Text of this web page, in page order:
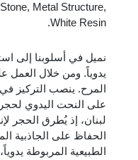
Metal Structure,
White Resin.
نميل في أسلوبنا إلى
يدوياً. ومن خلال العمل
المرح. ينصب التركيز
على النحت اليدوي
لبنان، إذ يُطرق
الحفاظ على الجاذبية
الطبيعية المربوطة